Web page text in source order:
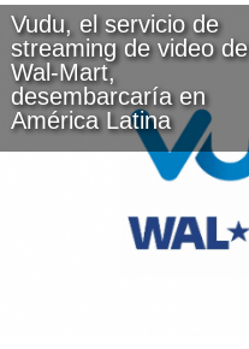
Vudu, el servicio de
streaming de video de
Wal-Mart,
desembarcaría en
América Latina